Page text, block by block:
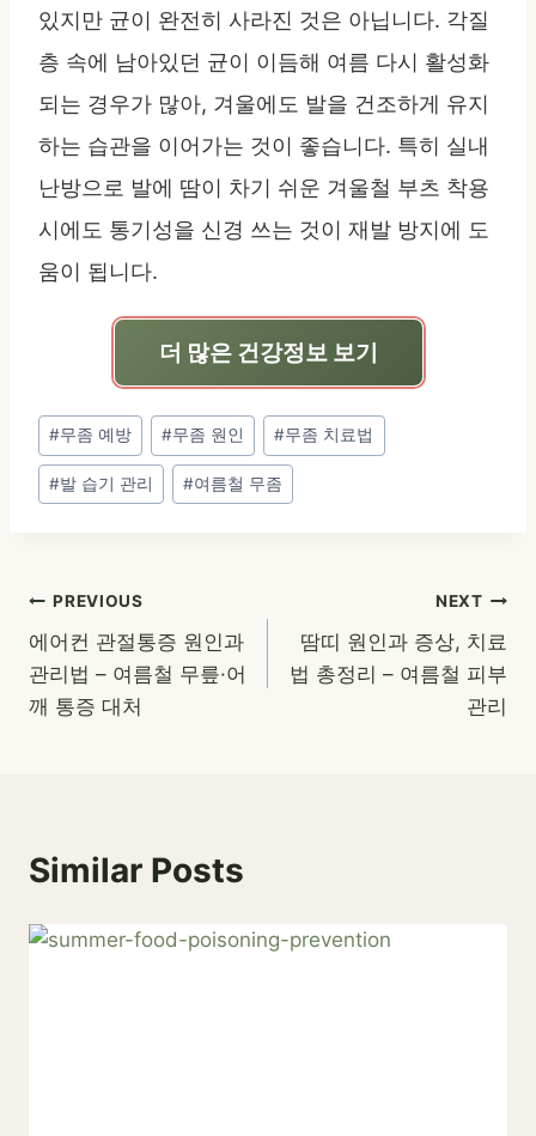
있지만 균이 완전히 사라진 것은 아닙니다. 각질
층 속에 남아있던 균이 이듬해 여름 다시 활성화
되는 경우가 많아, 겨울에도 발을 건조하게 유지
하는 습관을 이어가는 것이 좋습니다. 특히 실내
난방으로 발에 땀이 차기 쉬운 겨울철 부츠 착용
시에도 통기성을 신경 쓰는 것이 재발 방지에 도
움이 됩니다.
더 많은 건강정보 보기
Post
Tags:
#무좀 예방 #무좀 원인 #무좀 치료법
#발 습기 관리 #여름철 무좀
글
탐
색
PREVIOUS
에어컨 관절통증 원인과
관리법 – 여름철 무릎·어
깨 통증 대처
NEXT
땀띠 원인과 증상, 치료
법 총정리 – 여름철 피부
관리
Similar Posts